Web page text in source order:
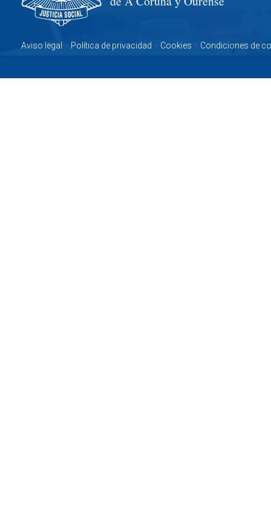
Aviso legal · Política de privacidad · Cookies · Condiciones de